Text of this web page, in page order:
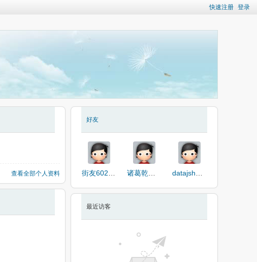
快速注册 登录
查看全部个人资料
好友
诸葛乾隆狗生
最近访客